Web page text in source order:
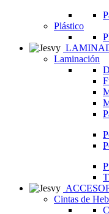
Plástico
Laminación
Cintas de